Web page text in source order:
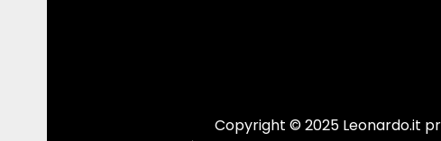
Copyright © 2025 Leonardo.it